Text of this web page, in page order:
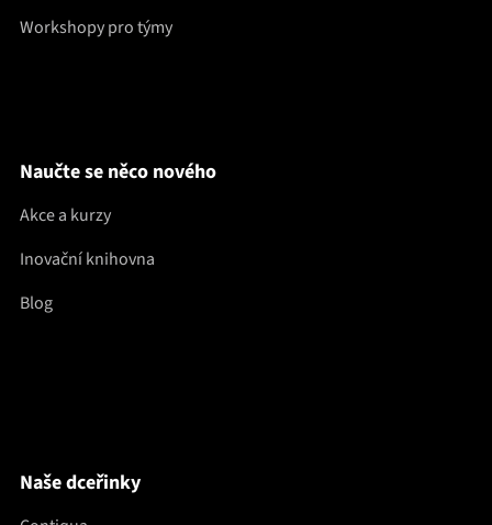
Workshopy pro týmy
Naučte se něco nového
Akce a kurzy
Inovační knihovna
Blog
Naše dceřinky